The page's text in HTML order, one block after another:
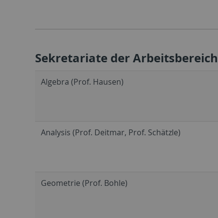
Sekretariate der
Algebra (Prof. Hausen)
Analysis (Prof. Deitmar, Prof. Schätzle)
Geometrie (Prof. Bohle)